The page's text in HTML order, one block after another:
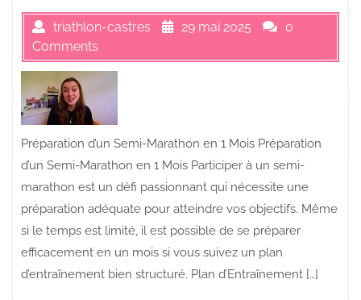
triathlon-castres 29 mai 2025
0
Comments
Préparation d’un Semi-Marathon en 1 Mois Préparation
d’un Semi-Marathon en 1 Mois Participer à un semi-
marathon est un défi passionnant qui nécessite une
préparation adéquate pour atteindre vos objectifs. Même
si le temps est limité, il est possible de se préparer
efficacement en un mois si vous suivez un plan
d’entraînement bien structuré. Plan d’Entraînement […]